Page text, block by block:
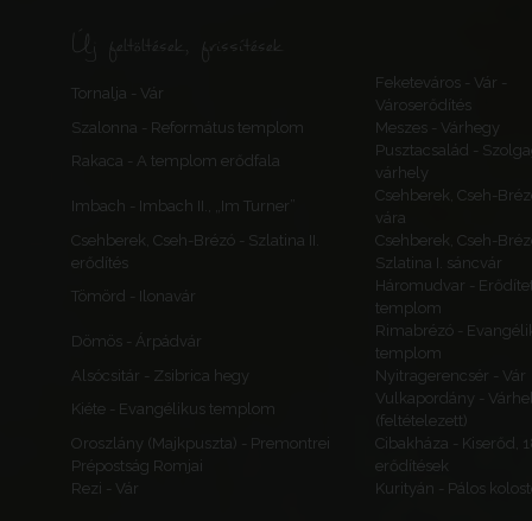
Új feltöltések, frissítések
Tornalja - Vár
Feketeváros - Vár -
Városerődítés
Szalonna - Református templom
Meszes - Várhegy
Rakaca - A templom erődfala
Pusztacsalád -
várhely
Imbach - Imbach II., „Im Turner”
Csehberek, Cseh-
vára
Csehberek, Cseh-Brézó - Szlatina II.
erődítés
Csehberek, Cseh-
Szlatina I. sáncvár
Tömörd - Ilonavár
Háromudvar -
templom
Dömös - Árpádvár
Rimabrézó -
templom
Alsócsitár - Zsibrica hegy
Nyitragerencsér - Vár
Kiéte - Evangélikus templom
Vulkapordány -
(feltételezett)
Oroszlány (Majkpuszta) - Premontrei
Prépostság Romjai
Cibakháza - Kiserőd,
erődítések
Rezi - Vár
Kurityán - Pálos